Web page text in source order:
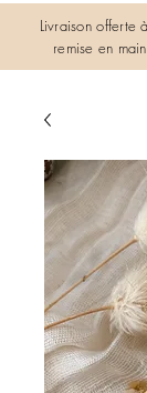
Livraison
remise en